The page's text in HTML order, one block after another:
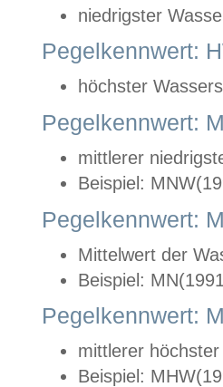
niedrigster
Pegelkennwert:
höchster
Pegelkennwert:
mittlerer
Beispiel:
Pegelkennwert:
Mittelwert der
Beispiel:
Pegelkennwert:
mittlerer
Beispiel: